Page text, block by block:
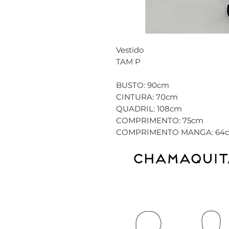
Vestido
TAM P
BUSTO: 90cm
CINTURA: 70cm
QUADRIL: 108cm
COMPRIMENTO: 75cm
COMPRIMENTO MANGA: